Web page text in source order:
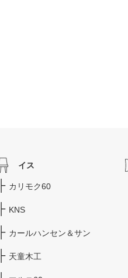
イス
カリモク60
KNS
カールハンセン＆サン
天童木工